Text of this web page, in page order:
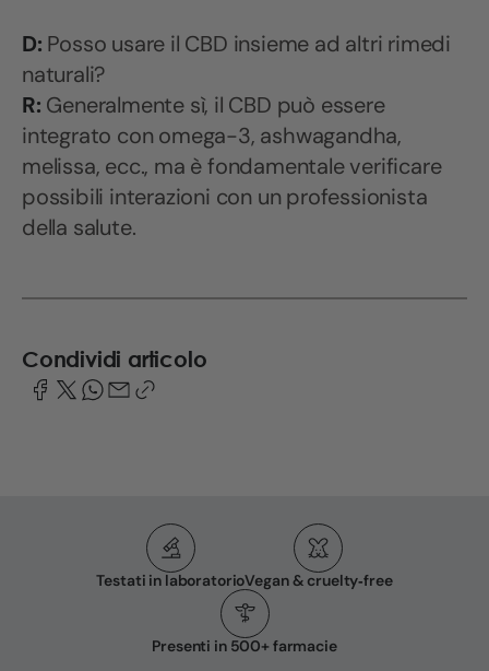
D: Posso usare il CBD insieme ad altri rimedi
naturali?
R: Generalmente sì, il CBD può essere
integrato con omega-3, ashwagandha,
melissa, ecc., ma è fondamentale verificare
possibili interazioni con un professionista
della salute.
Condividi articolo
Testati in laboratorioVegan & cruelty‑free
Presenti in 500+ farmacie